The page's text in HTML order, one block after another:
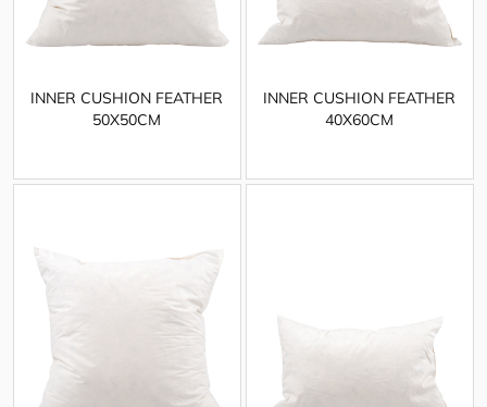
INNER CUSHION FEATHER
50X50CM
INNER CUSHION FEATHER
40X60CM